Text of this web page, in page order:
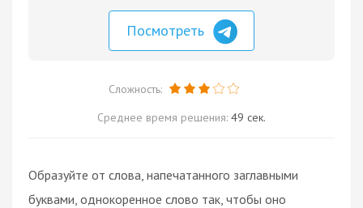
Посмотреть
Сложность:
Среднее время решения: 49 сек.
Образуйте от слова, напечатанного заглавными
буквами, однокоренное слово так, чтобы оно